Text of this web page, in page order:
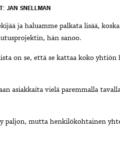
JAN SNELLMAN
ja haluamme palkata lisää,
hän sanoo.
on se, että se kattaa koko
asiakkaita vielä paremmalla
paljon, mutta henkilökohtainen